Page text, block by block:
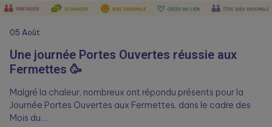
05 Août
Une journée Portes Ouvertes réussie aux
Fermettes 🥳
Malgré la chaleur, nombreux ont répondu présents pour la
Journée Portes Ouvertes aux Fermettes, dans le cadre des
Mois du…